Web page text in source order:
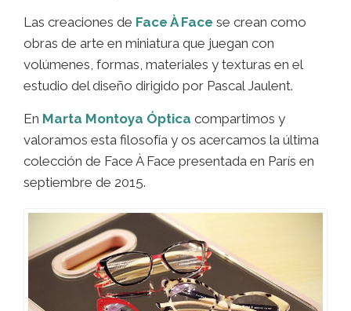
Las creaciones de Face À Face se crean como
obras de arte en miniatura que juegan con
volúmenes, formas, materiales y texturas en el
estudio del diseño dirigido por Pascal Jaulent.
En Marta Montoya Óptica compartimos y
valoramos esta filosofía y os acercamos la última
colección de Face À Face presentada en París en
septiembre de 2015.